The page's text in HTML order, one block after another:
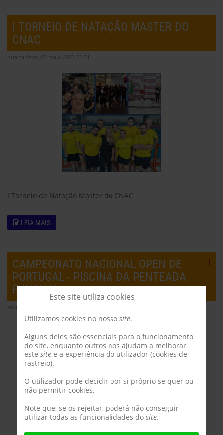
I TORNEIO DE NATAÇÃO MASTER DO
CNAC
quarta-feira, 03 maio 2023 22:21
I Torneio de Natação Master do CNAC
LEIA MAIS
CAMPEONATO NACIONAL OPEN DE
PORTUGAL - PISCINA DA PENTEADA
FUNCHAL
sexta-feira, 28 abril 2023 15:17
Este site utiliza cookies
Utilizamos cookies no nosso site.
Alguns deles são essenciais para o funcionamento
do site, enquanto outros nos ajudam a melhorar
este site e a experiência do utilizador (cookies de
rastreio).
O utilizador pode decidir por si próprio se quer ou
não permitir cookies.
Note que, se os rejeitar, poderá não conseguir
utilizar todas as funcionalidades do site.